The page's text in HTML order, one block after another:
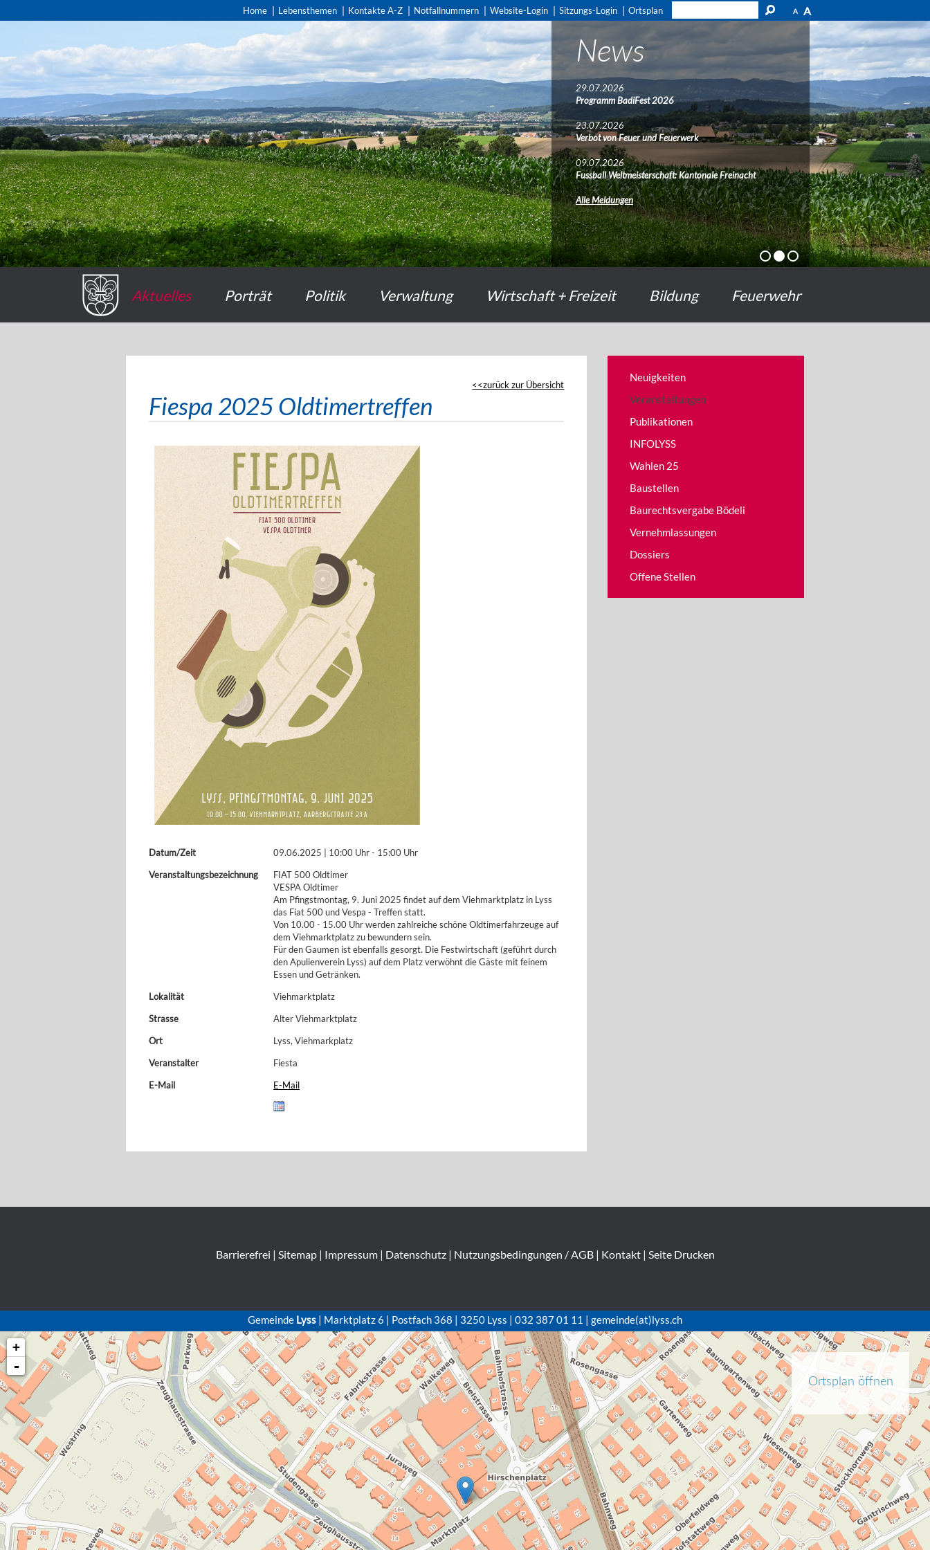
A A
Home Lebensthemen Kontakte A-Z Notfallnummern Website-Login Sitzungs-Login Ortsplan
News
29.07.2026
Programm BadiFest 2026
23.07.2026
Verbot von Feuer und Feuerwerk
09.07.2026
Fussball Weltmeisterschaft: Kantonale Freinacht
Alle Meldungen
Aktuelles Porträt Politik Verwaltung Wirtschaft + Freizeit Bildung Feuerwehr
zurück zur Übersicht
Fiespa 2025 Oldtimertreffen
Datum/Zeit
09.06.2025 | 10:00 Uhr - 15:00 Uhr
Veranstaltungsbezeichnung
FIAT 500 Oldtimer
VESPA Oldtimer
Am Pfingstmontag, 9. Juni 2025 findet auf dem Viehmarktplatz in Lyss
das Fiat 500 und Vespa - Treffen statt.
Von 10.00 - 15.00 Uhr werden zahlreiche schöne Oldtimerfahrzeuge auf
dem Viehmarktplatz zu bewundern sein.
Für den Gaumen ist ebenfalls gesorgt. Die Festwirtschaft (geführt durch
den Apulienverein Lyss) auf dem Platz verwöhnt die Gäste mit feinem
Essen und Getränken.
Lokalität
Viehmarktplatz
Strasse
Alter Viehmarktplatz
Ort
Lyss, Viehmarkplatz
Veranstalter
Fiesta
E-Mail
E-Mail
Neuigkeiten
Veranstaltungen
Publikationen
INFOLYSS
Wahlen 25
Baustellen
Baurechtsvergabe Bödeli
Vernehmlassungen
Dossiers
Offene Stellen
Barrierefrei | Sitemap| Impressum| Datenschutz| Nutzungsbedingungen / AGB| Kontakt| Seite Drucken
Gemeinde Lyss | Marktplatz 6 | Postfach 368 | 3250 Lyss | 032 387 01 11 | gemeinde(at)lyss.ch